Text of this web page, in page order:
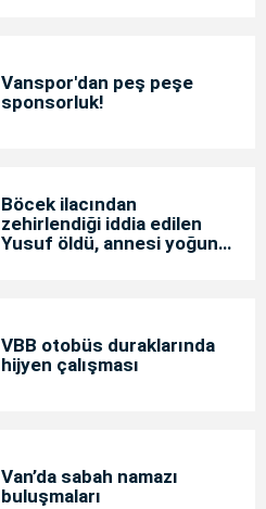
Vanspor'dan peş peşe
sponsorluk!
Böcek ilacından
zehirlendiği iddia edilen
Yusuf öldü, annesi yoğun
VBB otobüs duraklarında
hijyen çalışması
Van’da sabah namazı
buluşmaları